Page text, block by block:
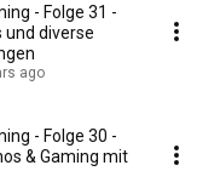
- Folge 31 -
und diverse
ago
- Folge 30 -
& Gaming mit